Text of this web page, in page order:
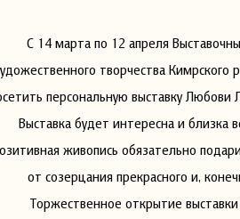
С 14 марта по 12 апреля
творчества Кимрского
персональную выставку
Выставка будет интересна и близка
живопись обязательно
от созерцания прекрасного и,
Торжественное открытие